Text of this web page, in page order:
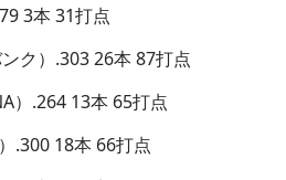
3本 31打点
ク）.303 26本 87打点
）.264 13本 65打点
.300 18本 66打点